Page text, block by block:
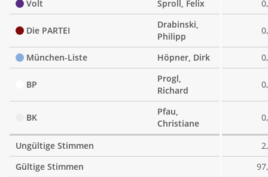
Volt Sproll, Felix
Die PARTEI
Drabinski,
Philipp
München-Liste Höpner, Dirk
BP
Progl,
Richard
BK
Pfau,
Christiane
Ungültige Stimmen
Gültige Stimmen